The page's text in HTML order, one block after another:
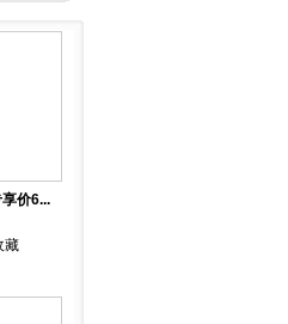
价6...
藏